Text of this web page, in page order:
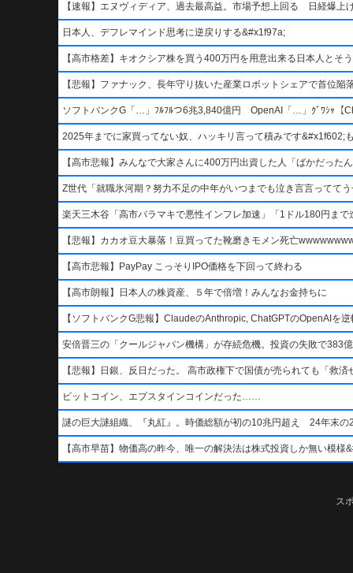
【速報】エヌヴィディア、過去最高益。市場予想上回る 日経爆上
日本人、デフレマインド思考に逆戻りする&#x1f97a;
【高市格差】キオクシア株を買う400万円を用意出来る日本人とそ
【悲報】ファナック、長年守り抜いた産業ロボットシェアで首位
ソフトバンクG「…」ﾌﾙﾌﾙつ6兆3,840億円 OpenAI「…」ｸﾞﾜｼｬ【
2025年までに家買ってない奴、ハッキリ言って積みです
【高市悲報】みんなで大家さんに400万円出資した人「ばかだった
Z世代「就職氷河期？努力不足の中年がいつまでも泣き言言ってて
楽天三木谷「高市バラマキで悪性インフレ加速」「1ドル180円ま
【悲報】カカオ豆大暴落！豆買ってた靴磨きモメン死亡
【高市悲報】PayPay こっそりIPO価格を下回って終わる
【高市朗報】日本人の株資産、５年で倍増！みんなお金持ちに
【ソフトバンクG悲報】ClaudeのAnthropic, ChatGPTのOpenAI
安倍晋三の「クールジャパン機構」が存続危機。投資の失敗で383
【悲報】日銀、反日だった。 高市政権下で国債が売られても「救済
ビットコイン、エプスタインコインだった……
謎の巨大謎組織、『丸紅』。時価総額が初の10兆円超え 24年末の
【高市早苗】物価高の昨今、唯一の解決法は株式投資しか無い模
ス